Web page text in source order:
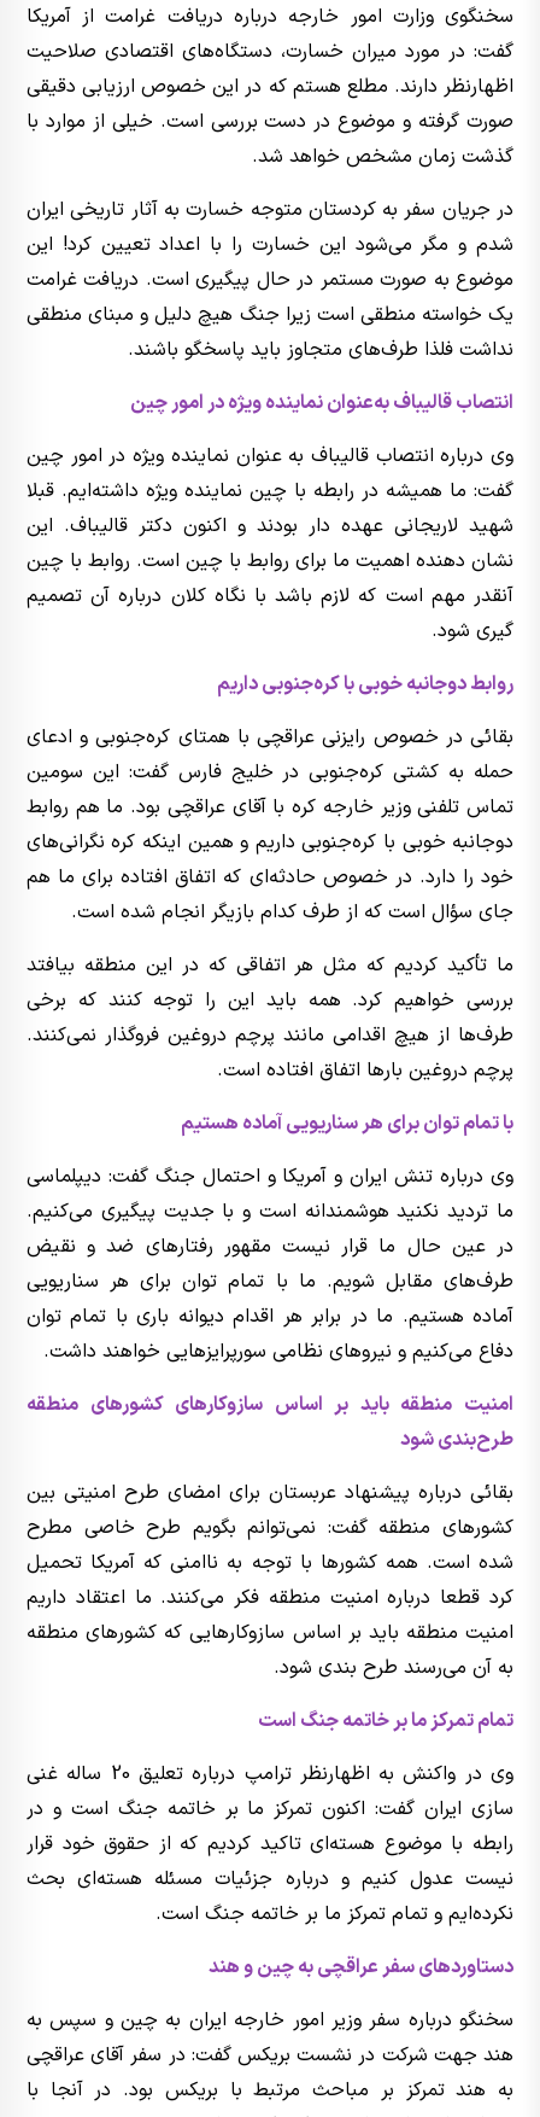
سخنگوی وزارت امور خارجه درباره دریافت غرامت از آمریکا
گفت: در مورد میران خسارت، دستگاه‌های اقتصادی صلاحیت
اظهارنظر دارند. مطلع هستم که در این خصوص ارزیابی دقیقی
صورت گرفته و موضوع در دست بررسی است. خیلی از موارد با
گذشت زمان مشخص خواهد شد.
در جریان سفر به کردستان متوجه خسارت به آثار تاریخی ایران
شدم و مگر می‌شود این خسارت را با اعداد تعیین کرد! این
موضوع به صورت مستمر در حال پیگیری است. دریافت غرامت
یک خواسته منطقی است زیرا جنگ هیچ دلیل و مبنای منطقی
نداشت فلذا طرف‌های متجاوز باید پاسخگو باشند.
انتصاب قالیباف به‌عنوان نماینده ویژه در امور چین
وی درباره انتصاب قالیباف به عنوان نماینده ویژه در امور چین
گفت: ما همیشه در رابطه با چین نماینده ویژه داشته‌ایم. قبلا
شهید لاریجانی عهده دار بودند و اکنون دکتر قالیباف. این
نشان دهنده اهمیت ما برای روابط با چین است. روابط با چین
آنقدر مهم است که لازم باشد با نگاه کلان درباره آن تصمیم
گیری شود.
روابط دوجانبه خوبی با کره‌جنوبی داریم
بقائی در خصوص رایزنی عراقچی با همتای کره‌‌جنوبی و ادعای
حمله به کشتی کره‌جنوبی در خلیج فارس گفت: این سومین
تماس تلفنی وزیر خارجه کره با آقای عراقچی بود. ما هم روابط
دوجانبه خوبی با کره‌جنوبی داریم و همین اینکه کره نگرانی‌های
خود را دارد. در خصوص حادثه‌ای که اتفاق افتاده برای ما هم
جای سؤال است که از طرف کدام بازیگر انجام شده است.
ما تأکید کردیم که مثل هر اتفاقی که در این منطقه بیافتد
بررسی خواهیم کرد. همه باید این را توجه کنند که برخی
طرف‌ها از هیچ اقدامی مانند پرچم دروغین فروگذار نمی‌کنند.
پرچم دروغین بارها اتفاق افتاده است.
با تمام توان برای هر سناریویی آماده هستیم
وی درباره تنش ایران و آمریکا و احتمال جنگ گفت: دیپلماسی
ما تردید نکنید هوشمندانه است و با جدیت پیگیری می‌کنیم.
در عین حال ما قرار نیست مقهور رفتارهای ضد و نقیض
طرف‌های مقابل شویم. ما با تمام توان برای هر سناریویی
آماده هستیم. ما در برابر هر اقدام دیوانه باری با تمام توان
دفاع می‌کنیم و نیروهای نظامی سورپرایزهایی خواهند داشت.
امنیت منطقه باید بر اساس سازوکارهای کشورهای منطقه
طرح‌بندی شود
بقائی درباره پیشنهاد عربستان برای امضای طرح امنیتی بین
کشورهای منطقه گفت: نمی‌توانم بگویم طرح خاصی مطرح
شده است. همه کشورها با توجه به ناامنی که آمریکا تحمیل
کرد قطعا درباره امنیت منطقه فکر می‌کنند. ما اعتقاد داریم
امنیت منطقه باید بر اساس سازوکارهایی که کشورهای منطقه
به آن می‌رسند طرح بندی شود.
تمام تمرکز ما بر خاتمه جنگ است
وی در واکنش به اظهارنظر ترامپ درباره تعلیق 20 ساله غنی
سازی ایران گفت: اکنون تمرکز ما بر خاتمه جنگ است و در
رابطه با موضوع هسته‌ای تاکید کردیم که از حقوق خود قرار
نیست عدول کنیم و درباره جزئیات مسئله هسته‌ای بحث
نکرده‌ایم و تمام تمرکز ما بر خاتمه جنگ است.
دستاوردهای سفر عراقچی به چین و هند
سخنگو درباره سفر وزیر امور خارجه ایران به چین و سپس به
هند جهت شرکت در نشست بریکس گفت: در سفر آقای عراقچی
به هند تمرکز بر مباحث مرتبط با بریکس بود. در آنجا با